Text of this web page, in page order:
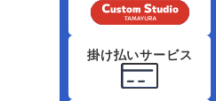
掛け払いサービス